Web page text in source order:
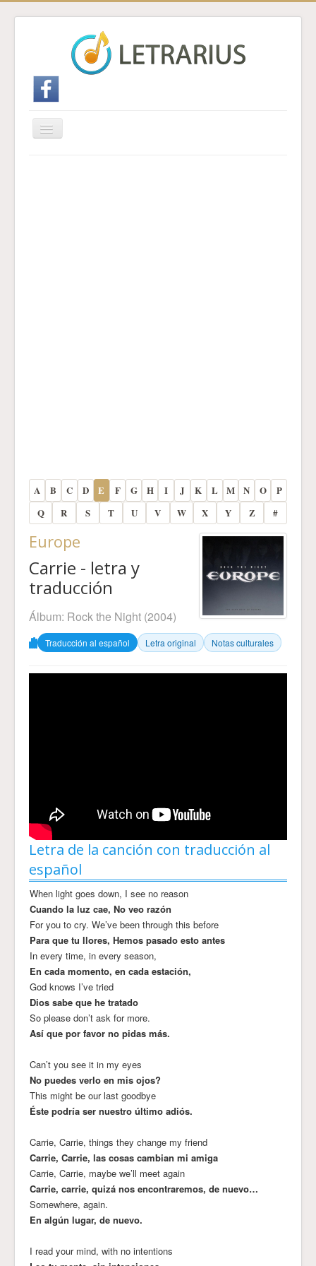
Cambiar
navegación
A B C D E F G H I J K L M N O
P
Q
R S T U V W X Y Z #
Europe
Carrie - letra y
traducción
Álbum: Rock the Night (2004)
Traducción al español Letra original Notas culturales
Letra de la canción con traducción al
español
When light goes down, I see no reason
Cuando la luz cae, No veo razón
For you to cry. We’ve been through this before
Para que tu llores, Hemos pasado esto antes
In every time, in every season,
En cada momento, en cada estación,
God knows I’ve tried
Dios sabe que he tratado
So please don’t ask for more.
Así que por favor no pidas más.
Can’t you see it in my eyes
No puedes verlo en mis ojos?
This might be our last goodbye
Éste podría ser nuestro último adiós.
Carrie, Carrie, things they change my friend
Carrie, Carrie, las cosas cambian mi amiga
Carrie, Carrie, maybe we’ll meet again
Carrie, carrie, quizá nos encontraremos, de nuevo…
Somewhere, again.
En algún lugar, de nuevo.
I read your mind, with no intentions